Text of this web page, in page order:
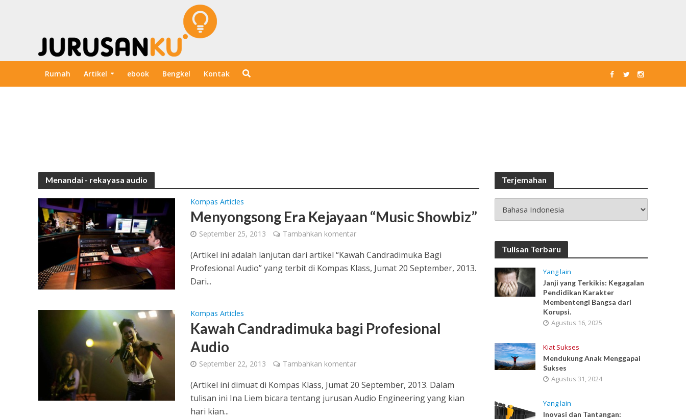
Rumah Artikel ebook Bengkel Kontak
Menandai - rekayasa audio
Kompas Articles
Menyongsong Era Kejayaan “Music Showbiz”
September 25, 2013 Tambahkan komentar
(Artikel ini adalah lanjutan dari artikel “Kawah Candradimuka Bagi
Profesional Audio” yang terbit di Kompas Klass, Jumat 20 September, 2013.
Dari...
Kompas Articles
Kawah Candradimuka bagi Profesional
Audio
September 22, 2013 Tambahkan komentar
(Artikel ini dimuat di Kompas Klass, Jumat 20 September, 2013. Dalam
tulisan ini Ina Liem bicara tentang jurusan Audio Engineering yang kian
hari kian...
Terjemahan
Tulisan Terbaru
Yang lain
Janji yang Terkikis: Kegagalan
Pendidikan Karakter
Membentengi Bangsa dari
Korupsi.
Agustus 16, 2025
Kiat Sukses
Mendukung Anak Menggapai
Sukses
Agustus 31, 2024
Yang lain
Inovasi dan Tantangan: